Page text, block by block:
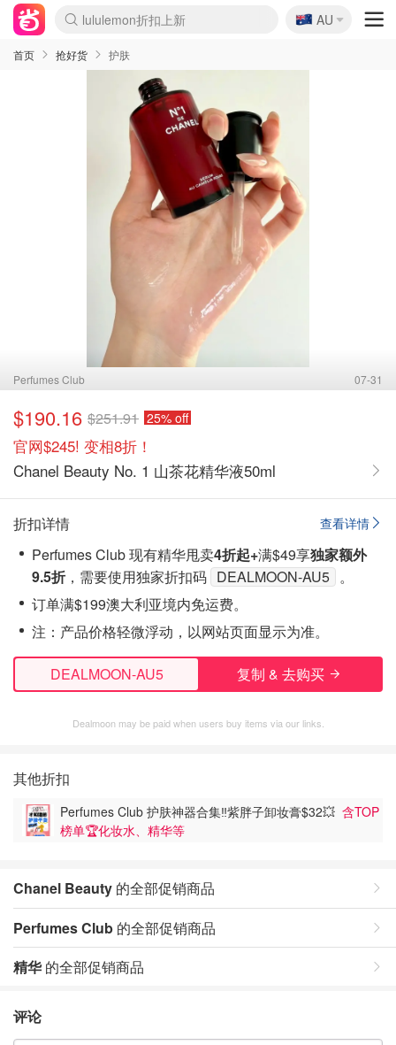
lululemon折扣上新
Sasa美妆护肤3.5折
SSENSE年中2.5折
FreshBeauty好价汇总
Cettire降价+叠9折
WWS Coles超市实拍
viagogo二手票捡漏
Myer超级周末
The Outnet奢牌1折起
David Jones 3折起
Flannels大牌1折
Perfumes Club护肤1折
AMIRO面罩$251
Amazon折扣汇总
eToro入金$200送$50
Amazon数码好物
ICONIC本周7.5折
ThedoubleF高奢地板价
Moose Knuckles 6折
丝芙兰5折起
EUFY摄像头$98
Selenichast首饰2折
Trip机票酒店促销
YSL送5件彩妆礼
Amazon家居好物
Amazon美妆护肤
雅漾大喷$8
过敏原检测盒$33
伊索独家赠50ml沐浴露
科颜氏高保湿面霜$29
SEALIFE海洋馆门票6折
丝塔芙大白罐$16
订阅Newsletter送香薰
Cult Beauty 6.8折
Harrods圣诞日历$525
LN-CC奢牌私促3折
d'Alba空姐喷雾$16
EVE LOM套装£56
Bernardelli独家4折
Adore Beauty 6折起
CT圣诞日历
Mytheresa奢品2.7折
Luxury Escapes 9折
Currentbody美容仪$881
MOON Garden Live
Roborock扫地机$649
Tingo Life水杯$24
Valentino官网5折
CR洗护套装$23
修丽可4件套$159
Myer彩妆2件7折
GANNI官网4.5折
Stylevana韩妆4折
Tessabit高奢8.5折
OGX洗发水$11
Amazon阿德莱德次日达
卡诗8.5折+赠礼
Philips Hue灯具8折
🇦🇺
AU
首页 抢好货 护肤
Perfumes Club 07-31
$190.16 $251.91 25% off
官网$245! 变相8折！
Chanel Beauty No. 1 山茶花精华液50ml
查看详情
折扣详情
Perfumes Club 现有精华甩卖4折起+满$49享独家额外
9.5折 ，需要使用独家折扣码 DEALMOON-AU5 。
订单满$199澳大利亚境内免运费。
注 ：产品价格轻微浮动，以网站页面显示为准。
DEALMOON-AU5 复制 & 去购买
Dealmoon may be paid when users buy items via our links.
其他折扣
Perfumes Club 护肤神器合集‼️紫胖子卸妆膏$32💥 含TOP
榜单🏆化妆水、精华等
Chanel Beauty 的全部促销商品
Perfumes Club 的全部促销商品
精华的全部促销商品
评论